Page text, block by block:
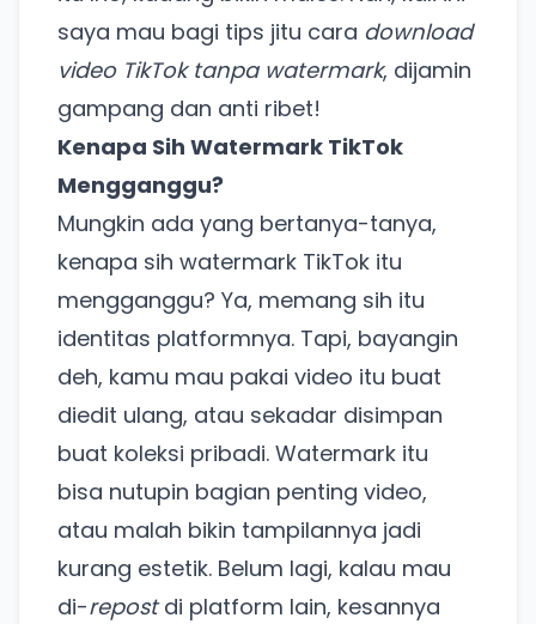
saya mau bagi tips jitu cara download
video TikTok tanpa watermark, dijamin
gampang dan anti ribet!
Kenapa Sih Watermark TikTok
Mengganggu?
Mungkin ada yang bertanya-tanya,
kenapa sih watermark TikTok itu
mengganggu? Ya, memang sih itu
identitas platformnya. Tapi, bayangin
deh, kamu mau pakai video itu buat
diedit ulang, atau sekadar disimpan
buat koleksi pribadi. Watermark itu
bisa nutupin bagian penting video,
atau malah bikin tampilannya jadi
kurang estetik. Belum lagi, kalau mau
di-repostdi platform lain, kesannya